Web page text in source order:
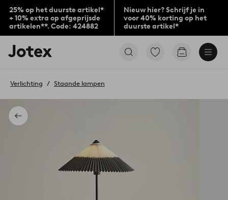
25% op het duurste artikel*
+ 10% extra op afgeprijsde
artikelen**. Code: 424882
Nieuw hier? Schrijf je in
voor 40% korting op het
duurste artikel*
Jotex
logo
to
home
page
Ga
Go
Terug
Verlichting Staande lampen